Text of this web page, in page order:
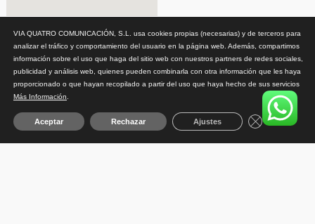
VIA QUATRO COMUNICACIÓN, S.L. usa cookies propias (necesarias) y de terceros para
analizar el tráfico y comportamiento del usuario en la página web. Además, compartimos
información sobre el uso que haga del sitio web con nuestros partners de redes sociales,
publicidad y análisis web, quienes pueden combinarla con otra información que les haya
proporcionado o que hayan recopilado a partir del uso que haya hecho de sus servicios
Más Información
Aceptar Rechazar Ajustes Close GDPR